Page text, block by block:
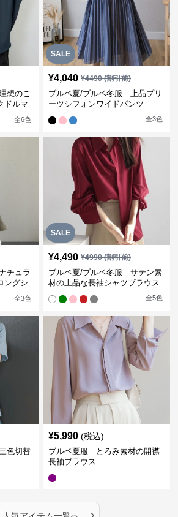
想のこ
ドルマ
全6色
SALE
¥4,040 ¥4490(割引前)
ブルベ夏/ブルベ冬服 上品プリ
ーツシフォンワイドパンツ
全3色
チュラ
ングシ
全3色
SALE
¥4,490 ¥4990(割引前)
ブルベ夏/ブルベ冬服 サテン素
材の上品な長袖シャツブラウス
全5色
色切替
¥5,990 (税込)
ブルベ夏服 とろみ素材の開襟
長袖ブラウス